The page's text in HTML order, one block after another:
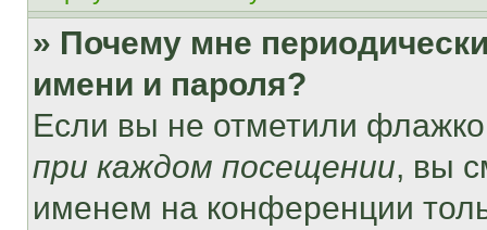
» Почему мне
имени и пароля?
Если вы не отметили
при каждом посещении, вы
именем на конференции